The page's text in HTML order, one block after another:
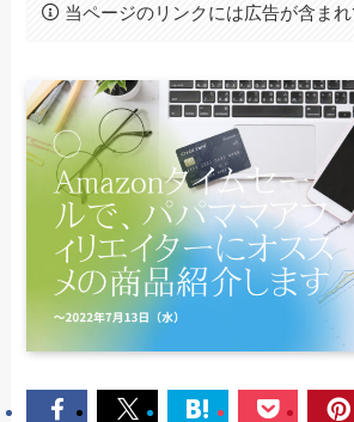
当ページのリンクには広告が含まれ